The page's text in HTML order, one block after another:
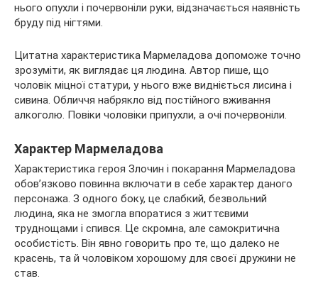
нього опухли і почервоніли руки, відзначається наявність
бруду під нігтями.
Цитатна характеристика Мармеладова допоможе точно
зрозуміти, як виглядає ця людина. Автор пише, що
чоловік міцної статури, у нього вже видніється лисина і
сивина. Обличчя набрякло від постійного вживання
алкоголю. Повіки чоловіки припухли, а очі почервоніли.
Характер Мармеладова
Характеристика героя Злочин і покарання Мармеладова
обов’язково повинна включати в себе характер даного
персонажа. З одного боку, це слабкий, безвольний
людина, яка не змогла впоратися з життєвими
труднощами і спився. Це скромна, але самокритична
особистість. Він явно говорить про те, що далеко не
красень, та й чоловіком хорошому для своєї дружини не
став.